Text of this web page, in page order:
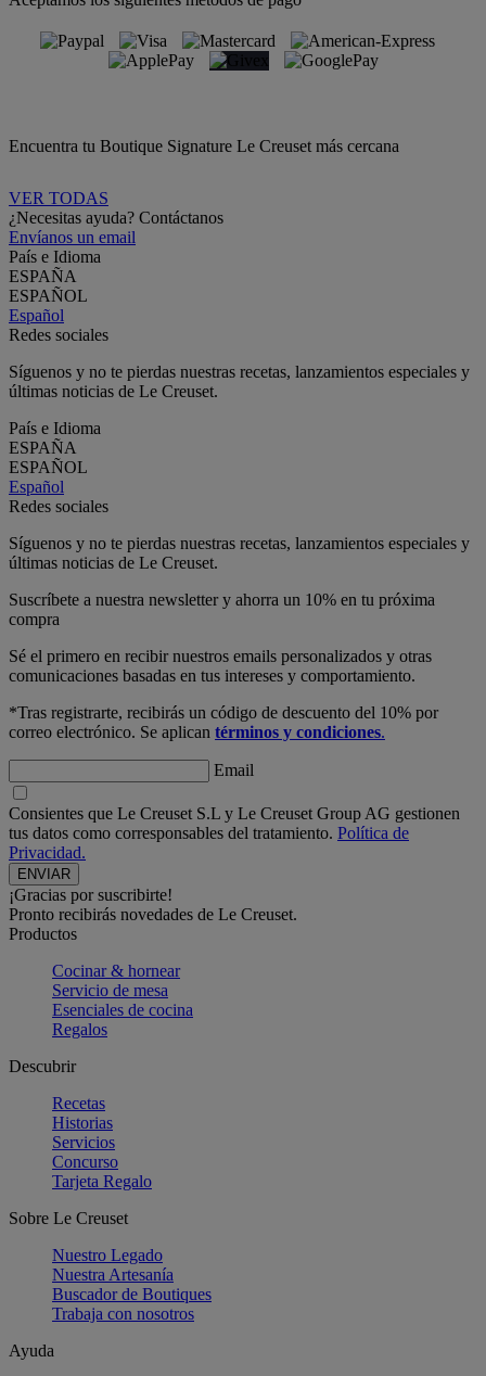
Encuentra tu Boutique Signature Le Creuset más cercana
VER TODAS
¿Necesitas ayuda? Contáctanos
Envíanos un email
País e Idioma
ESPAÑA
ESPAÑOL
Español
Redes sociales
Síguenos y no te pierdas nuestras recetas, lanzamientos especiales y
últimas noticias de Le Creuset.
País e Idioma
ESPAÑA
ESPAÑOL
Español
Redes sociales
Síguenos y no te pierdas nuestras recetas, lanzamientos especiales y
últimas noticias de Le Creuset.
Suscríbete a nuestra newsletter y ahorra un 10% en tu próxima
compra
Sé el primero en recibir nuestros emails personalizados y otras
comunicaciones basadas en tus intereses y comportamiento.
*Tras registrarte, recibirás un código de descuento del 10% por
correo electrónico. Se aplican términos y condiciones.
Email
Consientes que Le Creuset S.L y Le Creuset Group AG gestionen
tus datos como corresponsables del tratamiento. Política de
Privacidad.
¡Gracias por suscribirte!
Pronto recibirás novedades de Le Creuset.
Productos
Cocinar & hornear
Servicio de mesa
Esenciales de cocina
Regalos
Descubrir
Recetas
Historias
Servicios
Concurso
Tarjeta Regalo
Sobre Le Creuset
Nuestro Legado
Nuestra Artesanía
Buscador de Boutiques
Trabaja con nosotros
Ayuda